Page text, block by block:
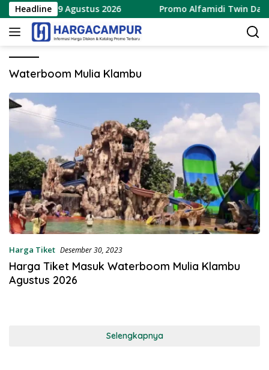
Langsung
ke
konten
Headline8 – 9 Agustus 2026 Promo Alfamidi Twin Date
Waterboom Mulia Klambu
Harga Tiket Desember 30, 2023
Harga Tiket Masuk Waterboom Mulia Klambu
Agustus 2026
Selengkapnya